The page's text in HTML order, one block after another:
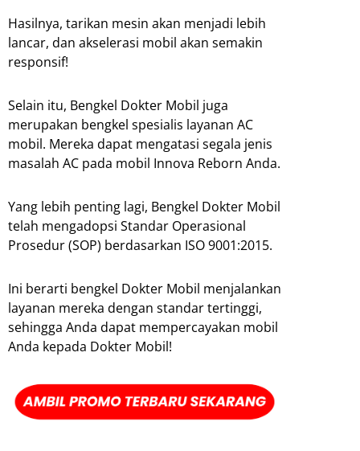
Hasilnya, tarikan mesin akan menjadi lebih
lancar, dan akselerasi mobil akan semakin
responsif!
Selain itu, Bengkel Dokter Mobil juga
merupakan bengkel spesialis layanan AC
mobil. Mereka dapat mengatasi segala jenis
masalah AC pada mobil Innova Reborn Anda.
Yang lebih penting lagi, Bengkel Dokter Mobil
telah mengadopsi Standar Operasional
Prosedur (SOP) berdasarkan ISO 9001:2015.
Ini berarti bengkel Dokter Mobil menjalankan
layanan mereka dengan standar tertinggi,
sehingga Anda dapat mempercayakan mobil
Anda kepada Dokter Mobil!